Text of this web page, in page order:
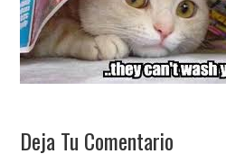
Deja Tu Comentario